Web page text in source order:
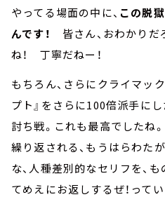
やってる場面の中に、 この脱
んです！
皆さん、おわかり
ね！ 丁寧だねー！
もちろん、さらにクライマック
プト』をさらに100倍派手に
討ち戦。これも最高でしたね
繰り返される、もうはらわた
な、人種差別的なセリフを、
てめえにお返しするぜ！って